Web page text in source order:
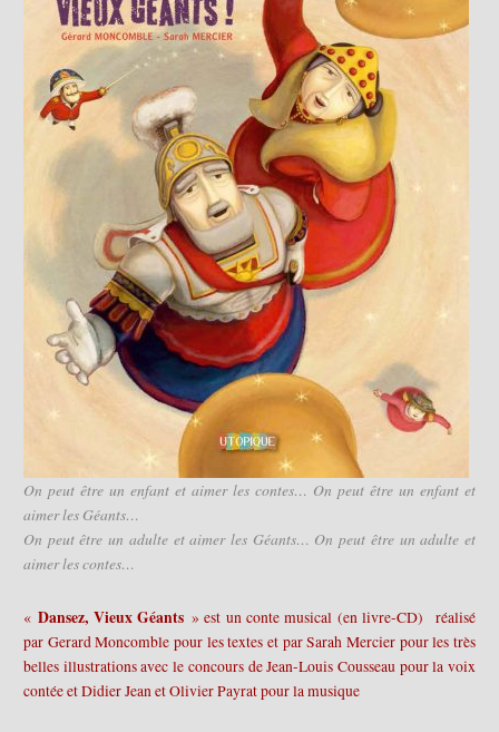
On peut être un enfant et aimer les contes… On peut être un enfant et
aimer les Géants…
On peut être un adulte et aimer les Géants… On peut être un adulte et
aimer les contes…
«Dansez, Vieux Géants » est un conte musical (en livre-CD) réalisé
par Gerard Moncomble pour les textes et par Sarah Mercier pour les très
belles illustrations avec le concours de Jean-Louis Cousseau pour la voix
contée et Didier Jean et Olivier Payrat pour la musique